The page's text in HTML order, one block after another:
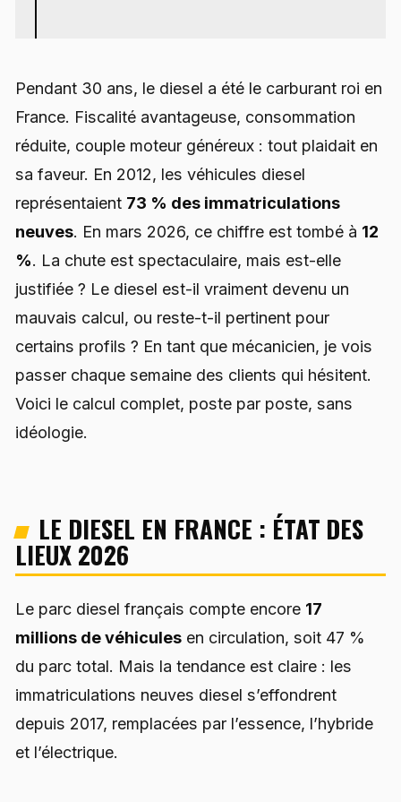
Pendant 30 ans, le diesel a été le carburant roi en
France. Fiscalité avantageuse, consommation
réduite, couple moteur généreux : tout plaidait en
sa faveur. En 2012, les véhicules diesel
représentaient 73 % des immatriculations
neuves. En mars 2026, ce chiffre est tombé à 12
%. La chute est spectaculaire, mais est-elle
justifiée ? Le diesel est-il vraiment devenu un
mauvais calcul, ou reste-t-il pertinent pour
certains profils ? En tant que mécanicien, je vois
passer chaque semaine des clients qui hésitent.
Voici le calcul complet, poste par poste, sans
idéologie.
LE DIESEL EN FRANCE : ÉTAT DES
LIEUX 2026
Le parc diesel français compte encore 17
millions de véhicules en circulation, soit 47 %
du parc total. Mais la tendance est claire : les
immatriculations neuves diesel s’effondrent
depuis 2017, remplacées par l’essence, l’hybride
et l’électrique.